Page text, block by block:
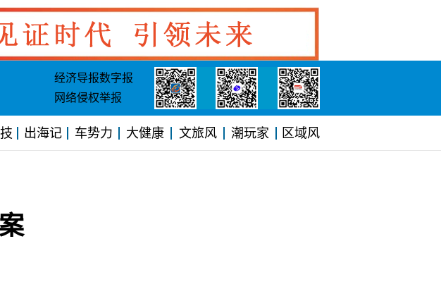
经济导报数字报
网络侵权举报
出海记 车势力 大健康 文旅风 潮玩家 区域风